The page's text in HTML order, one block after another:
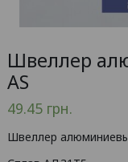
Швеллер
AS
49.45 грн.
Швеллер